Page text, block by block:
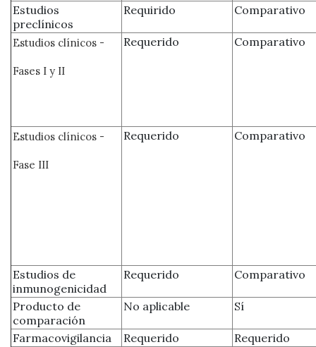
Estudios
preclínicos
Requirido Comparativo
Estudios clínicos -
Fases I y II
Requerido Comparativo
Estudios clínicos -
Fase III
Requerido Comparativo
Estudios de
inmunogenicidad
Requerido Comparativo
Producto de
comparación
No aplicable Sí
Farmacovigilancia Requerido
Requerido